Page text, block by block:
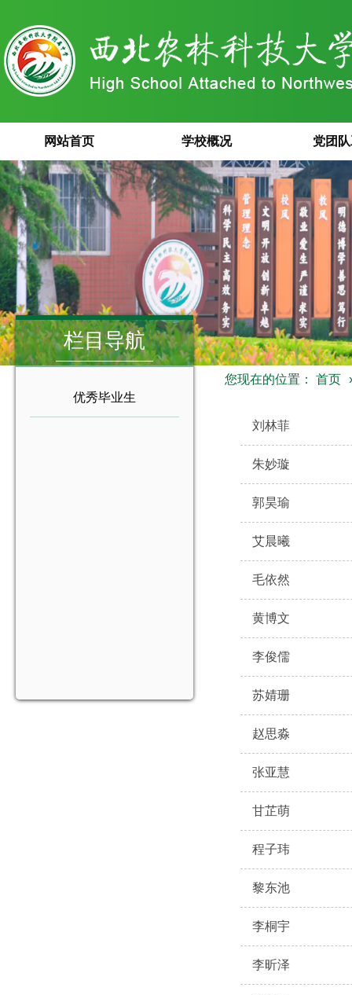
网站首页 学校概况 党团
栏目导航
优秀毕业生
您现在的位置： 首页
刘林菲
朱妙璇
郭昊瑜
艾晨曦
毛依然
黄博文
李俊儒
苏婧珊
赵思淼
张亚慧
甘芷萌
程子玮
黎东池
李桐宇
李昕泽